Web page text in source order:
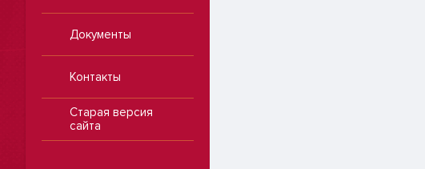
Документы
Контакты
Старая версия
сайта